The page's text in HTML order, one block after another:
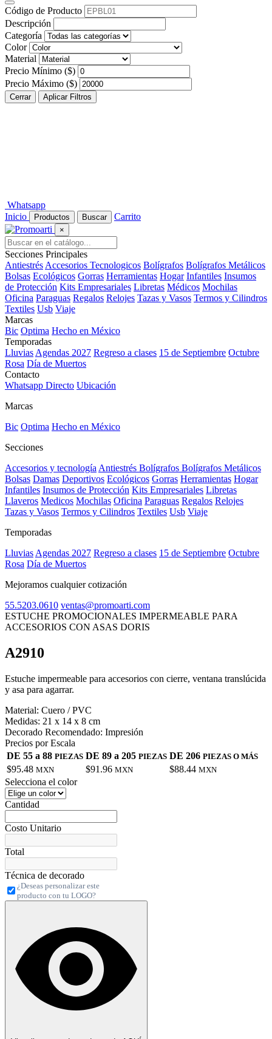
Código de Producto
Descripción
Categoría
Color
Material
Precio Mínimo ($)
Precio Máximo ($)
Cerrar Aplicar Filtros
Whatsapp
Inicio
Productos Buscar Carrito
×
Secciones Principales
Antiestrés Accesorios Tecnologicos Bolígrafos Bolígrafos Metálicos
Bolsas Ecológicos Gorras Herramientas Hogar Infantiles Insumos
de Protección Kits Empresariales Libretas Médicos Mochilas
Oficina Paraguas Regalos Relojes Tazas y Vasos Termos y Cilindros
Textiles Usb Viaje
Marcas
Bic Optima Hecho en México
Temporadas
Lluvias Agendas 2027 Regreso a clases 15 de Septiembre Octubre
Rosa Día de Muertos
Contacto
Whatsapp Directo Ubicación
Marcas
Bic Optima Hecho en México
Secciones
Accesorios y tecnología Antiestrés Bolígrafos Bolígrafos Metálicos
Bolsas Damas Deportivos Ecológicos Gorras Herramientas Hogar
Infantiles Insumos de Protección Kits Empresariales Libretas
Llaveros Medicos Mochilas Oficina Paraguas Regalos Relojes
Tazas y Vasos Termos y Cilindros Textiles Usb Viaje
Temporadas
Lluvias Agendas 2027 Regreso a clases 15 de Septiembre Octubre
Rosa Día de Muertos
Mejoramos cualquier cotización
55.5203.0610 ventas@promoarti.com
ESTUCHE PROMOCIONALES IMPERMEABLE PARA
ACCESORIOS CON ASAS DORIS
A2910
Estuche impermeable para accesorios con cierre, ventana translúcida
y asa para agarrar.
Material: Cuero / PVC
Medidas: 21 x 14 x 8 cm
Decorado Recomendado: Impresión
Precios por Escala
DE 55 a 88 PIEZAS DE 89 a 205 PIEZAS DE 206 PIEZAS O MÁS
$95.48 MXN $91.96 MXN $88.44 MXN
Selecciona el color
Cantidad
Costo Unitario
Total
Técnica de decorado
¿Deseas personalizar este
producto con tu LOGO?